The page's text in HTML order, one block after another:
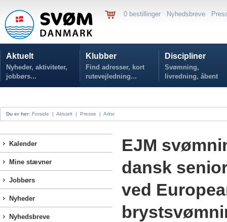
0 bestillinger Nyhedsbreve
Aktuelt
Nyheder, aktiviteter,
jobbørs...
Klubber
Find adresser, kort
rutevejledning...
Discipliner
Svømning,
livredning, åbent
vand...
Du er her: Forside | Aktuelt | Presse | Arkiv
Kalender
Mine stævner
Jobbørs
Nyheder
Nyhedsbreve
EJM
dansk
ved